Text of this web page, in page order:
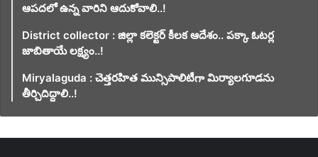
ఆపదలో ఉన్న వారిని ఆదుకోవాలి..!
District collector : జిల్లా కలెక్టర్ కీలక ఆదేశం.. పక్కా ఓటర్ల
జాబితాయే లక్ష్యం..!
Miryalaguda : చెత్తరహిత మున్సిపాలిటీగా మిర్యాలగూడను
తీర్చిదిద్దాలి..!